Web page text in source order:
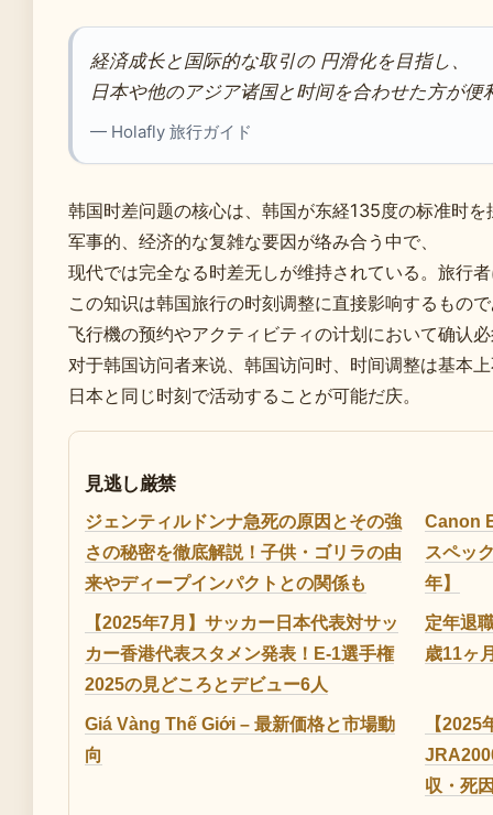
経済成长と国际的な取引の 円滑化を目指し、
日本や他のアジア诸国と时间を合わせた方が便
— Holafly 旅行ガイド
韩国时差问题の核心は、韩国が东経135度の标准时
军事的、经济的な复雑な要因が络み合う中で、
现代では完全なる时差无しが维持されている。旅行
この知识は韩国旅行の时刻调整に直接影响するもの
飞行機の预约やアクティビティの计划において确认
对于韩国访问者来说、韩国访问时、时间调整は基本
日本と同じ时刻で活动することが可能だ庆。
見逃し厳禁
ジェンティルドンナ急死の原因とその強
さの秘密を徹底解説！子供・ゴリラの由
来やディープインパクトとの関係も
Canon
スペッ
年】
【2025年7月】サッカー日本代表対サッ
カー香港代表スタメン発表！E-1選手権
2025の見どころとデビュー6人
定年退
歳11ヶ
Giá Vàng Thế Giới – 最新価格と市場動
向
【2025
収・死